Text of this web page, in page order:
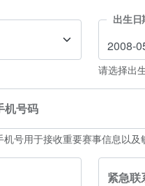
出生日
请选择出
机号码
机号用于接收重要赛事信息以及
紧急联